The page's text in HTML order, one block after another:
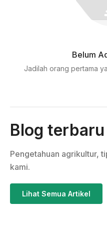
Belum
Jadilah orang pertama
Blog terbaru
Pengetahuan agrikultur,
kami.
Lihat Semua Artikel